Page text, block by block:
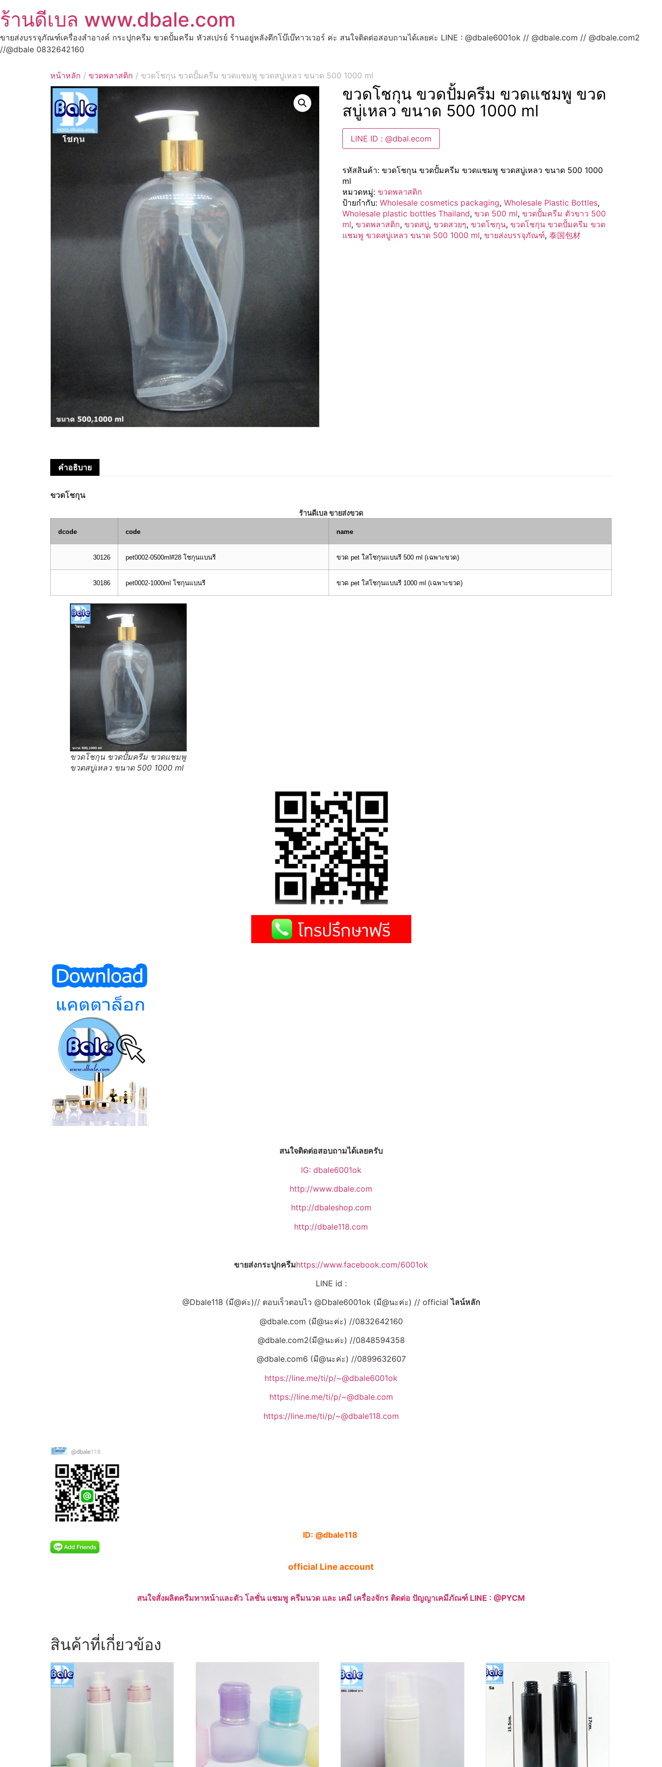
ร้านดีเบล www.dbale.com
ขายส่งบรรจุภัณฑ์เครื่องสำอางค์ กระปุกครีม ขวดปั้มครีม หัวสเปรย์ ร้านอยู่หลังตึกโบ๊เบ๊ทาวเวอร์ ค่ะ สนใจติดต่อสอบถามได้เลยค่ะ LINE : @dbale6001ok // @dbale.com // @dbale.com2
//@dbale 0832642160
หน้าหลัก / ขวดพลาสติก / ขวดโชกุน ขวดปั้มครีม ขวดแชมพู ขวดสบู่เหลว ขนาด 500 1000 ml
ขวดโชกุน ขวดปั้มครีม ขวดแชมพู ขวด
สบู่เหลว ขนาด 500 1000 ml
LINE ID : @dbal.ecom
รหัสสินค้า: ขวดโชกุน ขวดปั้มครีม ขวดแชมพู ขวดสบู่เหลว ขนาด 500 1000
ml
หมวดหมู่: ขวดพลาสติก
ป้ายกำกับ: Wholesale cosmetics packaging, Wholesale Plastic Bottles,
Wholesale plastic bottles Thailand, ขวด 500 ml, ขวดปั้มครีม ตัวขาว 500
ml, ขวดพลาสติก, ขวดสบู่, ขวดสวยๆ, ขวดโชกุน, ขวดโชกุน ขวดปั้มครีม ขวด
แชมพู ขวดสบู่เหลว ขนาด 500 1000 ml, ขายส่งบรรจุภัณฑ์, 泰国包材
คำอธิบาย
ขวดโชกุน
ร้านดีเบล ขายส่งขวด
dcode code name
30126 pet0002-0500ml#28 โชกุนแบนรี ขวด pet ใสโชกุนแบนรี 500 ml (เฉพาะขวด)
30186 pet0002-1000ml โชกุนแบนรี ขวด pet ใสโชกุนแบนรี 1000 ml (เฉพาะขวด)
ขวดโชกุน ขวดปั้มครีม ขวดแชมพู
ขวดสบู่เหลว ขนาด 500 1000 ml
สนใจติดต่อสอบถามได้เลยครับ
IG: dbale6001ok
http://www.dbale.com
http://dbaleshop.com
http://dbale118.com
ขายส่งกระปุกครีมhttps://www.facebook.com/6001ok
LINE id :
@Dbale118 (มี@ค่ะ)// ตอบเร็วตอบไว @Dbale6001ok (มี@นะค่ะ) // officialไลน์หลัก
@dbale.com (มี@นะค่ะ) //0832642160
@dbale.com2(มี@นะค่ะ) //0848594358
@dbale.com6 (มี@นะค่ะ) //0899632607
https://line.me/ti/p/~@dbale6001ok
https://line.me/ti/p/~@dbale.com
https://line.me/ti/p/~@dbale118.com
ID: @dbale118
official Line account
สนใจสั่งผลิตครีมทาหน้าและตัว โลชั่น แชมพู ครีมนวด และ เคมี เครื่องจักร ติดต่อ ปัญญาเคมีภัณฑ์ LINE : @PYCM
สินค้าที่เกี่ยวข้อง